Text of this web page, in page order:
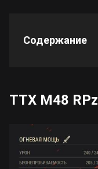
Содержание
ТТХ M48 RPz